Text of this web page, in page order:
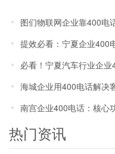
少走弯路
图们物联网企业靠400电
提效必看：宁夏企业400
必看！宁夏汽车行业企
海城企业用400电话解决
南宫企业400电话：核心
热门资讯